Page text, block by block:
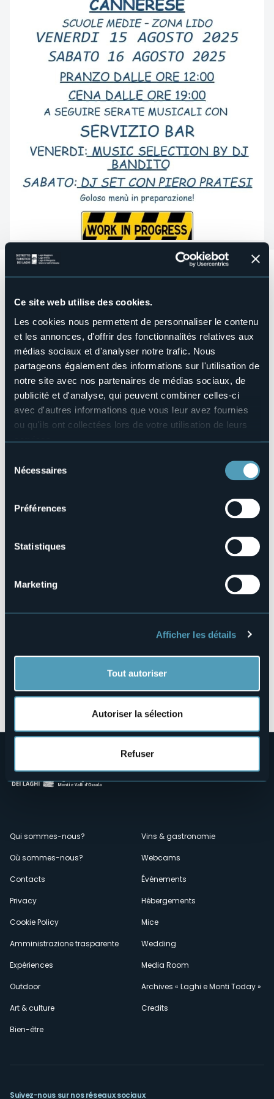
Ce site web utilise des cookies.
Les cookies nous permettent de personnaliser le contenu
et les annonces, d'offrir des fonctionnalités relatives aux
médias sociaux et d'analyser notre trafic. Nous
partageons également des informations sur l'utilisation de
notre site avec nos partenaires de médias sociaux, de
publicité et d'analyse, qui peuvent combiner celles-ci
avec d'autres informations que vous leur avez fournies
ou qu'ils ont collectées lors de votre utilisation de leurs
services.
manière de les gérer et de les supprimer,
cliquez ici
Nécessaires
Préférences
Statistiques
Marketing
Afficher les détails
Tout autoriser
Autoriser la sélection
Refuser
Venerdì 15 e sabato 16 agosto,in zona lido
serate musicali con SERVIZIO BAR.
Venerdì: MUSIC SELECTION BY DJ BANDITO
sabato: DJ SET CON PIERO PRATESI.
Goloso menù in preparazione!
Organisateur de l'événement
Pro Cannero Riviera & Protezione Civile
Lieu de l'événement
Zona Lido
Téléphone
proloco@cannero.it
cannero@distrettolaghi.it
https://www.cannero.it/
Viale Lido
Ouvrir la carte
Menù
secondario
Qui sommes-nous?
Où sommes-nous?
Contacts
Privacy
Cookie Policy
Amministrazione trasparente
Expériences
Outdoor
Art & culture
Bien-être
Vins & gastronomie
Webcams
Événements
Hébergements
Mice
Wedding
Media Room
Archives « Laghi e Monti Today »
Credits
Suivez-nous sur nos réseaux sociaux